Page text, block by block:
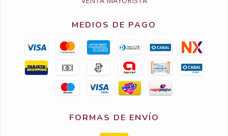
MEDIOS DE PAGO
FORMAS DE ENVÍO